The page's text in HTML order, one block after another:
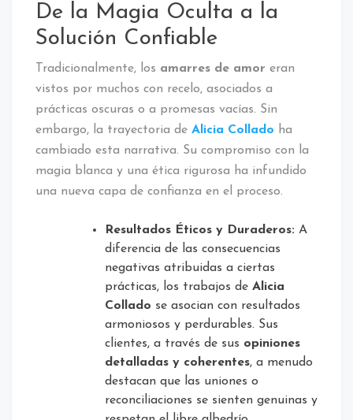
De la Magia Oculta a la
Solución Confiable
Tradicionalmente, los amarres de amor eran
vistos por muchos con recelo, asociados a
prácticas oscuras o a promesas vacías. Sin
embargo, la trayectoria de Alicia Collado ha
cambiado esta narrativa. Su compromiso con la
magia blanca y una ética rigurosa ha infundido
una nueva capa de confianza en el proceso.
Resultados Éticos y Duraderos: A
diferencia de las consecuencias
negativas atribuidas a ciertas
prácticas, los trabajos de Alicia
Collado se asocian con resultados
armoniosos y perdurables. Sus
clientes, a través de sus opiniones
detalladas y coherentes, a menudo
destacan que las uniones o
reconciliaciones se sienten genuinas y